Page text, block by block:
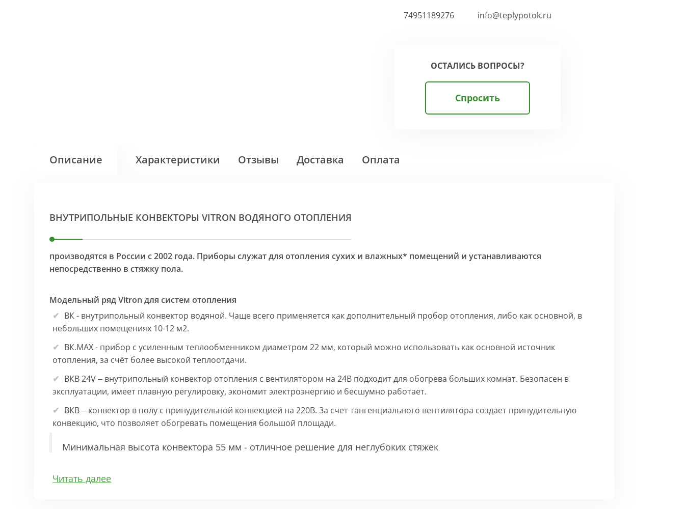
74951189276
info@teplypotok.ru
ОСТАЛИСЬ ВОПРОСЫ?
Спросить
Описание Характеристики Отзывы Доставка Оплата
ВНУТРИПОЛЬНЫЕ КОНВЕКТОРЫ VITRON ВОДЯНОГО ОТОПЛЕНИЯ
производятся в России с 2002 года. Приборы служат для отопления сухих и влажных* помещений и устанавливаются
непосредственно в стяжку пола.
Модельный ряд Vitron для систем отопления
ВК - внутрипольный конвектор водяной. Чаще всего применяется как дополнительный пробор отопления, либо как основной, в
небольших помещениях 10-12 м2.
ВК.МАХ - прибор с усиленным теплообменником диаметром 22 мм, который можно использовать как основной источник
отопления, за счёт более высокой теплоотдачи.
ВКВ 24V – внутрипольный конвектор отопления с вентилятором на 24В подходит для обогрева больших комнат. Безопасен в
эксплуатации, имеет плавную регулировку, экономит электроэнергию и бесшумно работает.
ВКВ – конвектор в полу с принудительной конвекцией на 220В. За счет тангенциального вентилятора создает принудительную
конвекцию, что позволяет обогревать помещения большой площади.
Минимальная высота конвектора 55 мм - отличное решение для неглубоких стяжек
Особенности:
Читать далее